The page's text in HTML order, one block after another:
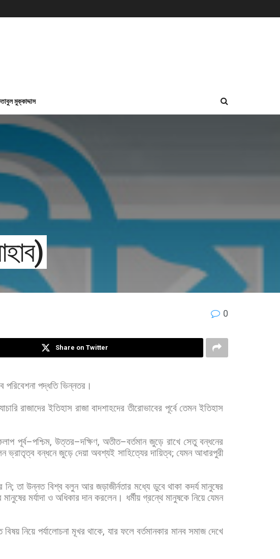
মুক্কাদ্দাস
0
Share on Twitter
পরিবেশনা পদ্ধতি ভিন্নতর।
রাজাদের ইতিহাস রাজা বাদশাহদের তীরোভাবের পূর্বে তেমন ইতিহাস
পূর্ব–পশ্চিম, উত্তর–দক্ষিণ,অতীত–বর্তমান জুড়ে রাখে সেতু বন্ধনের
ভ্রাতৃত্ব বন্ধনে জুড়ে দেয়া অবশ্যই সাহিত্যের দায়িত্ব; যেমন আধারপুরী
নি;তা উন্নত বিশ্ব বলুন আর জড়াজীর্নতার মধ্যে ডুবে থাকা কদর্য মানুষের
মানুষের মর্যাদা ও অধিকার দান করলেন। ধর্মীয় গ্রন্থে মানুষকে নিয়ে যেমন
বিষয় নিয়ে পর্যালোচনা মূখর থাকে, যার ফলে বর্তমানকার মানব সমাজ দেখে